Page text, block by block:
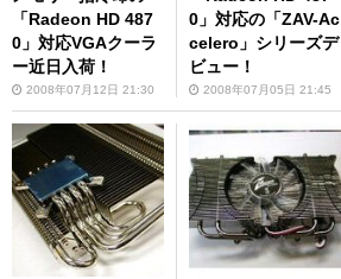
「Radeon HD 487
0」対応VGAクーラ
ー近日入荷！
2008年07月12日 21:30
0」対応の「ZAV-Ac
celero」シリーズデ
ビュー！
2008年07月05日 21:45